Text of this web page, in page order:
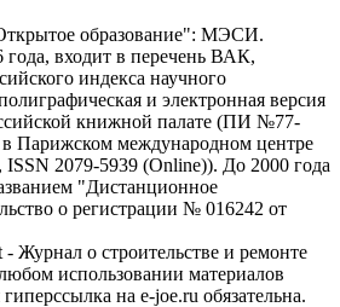
образование": МЭСИ.
года, входит в перечень ВАК,
индекса научного
и электронная версия
книжной палате (ПИ №77-
Парижском международном центре
2079-5939 (Online)). До 2000 года
"Дистанционное
о регистрации № 016242 от
Журнал о строительстве и ремонте
использовании материалов
на e-joe.ru обязательна.